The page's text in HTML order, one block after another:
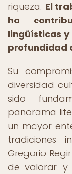
riqueza. El
ha
lingüísticas
profundidad
Su
diversidad
sido
panorama
un mayor
tradiciones
Gregorio
de valorar y